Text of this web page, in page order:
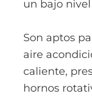
un bajo
Son aptos
aire
caliente,
hornos